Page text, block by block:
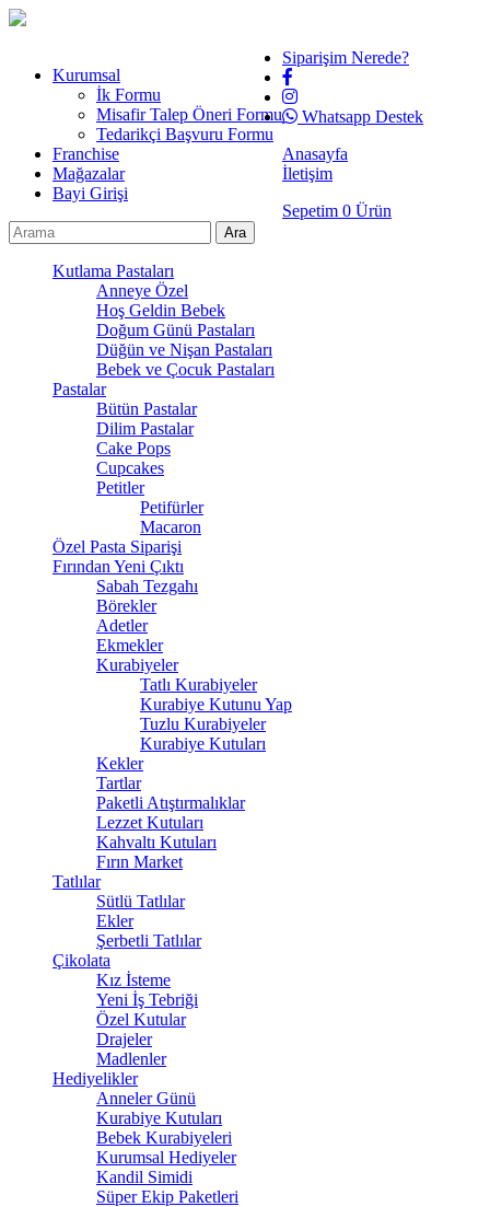
Kurumsal
İk Formu
Misafir Talep Öneri Formu
Tedarikçi Başvuru Formu
Franchise
Mağazalar
Bayi Girişi
Siparişim Nerede?
Whatsapp Destek
Anasayfa
İletişim
Sepetim 0 Ürün
Kutlama Pastaları
Anneye Özel
Hoş Geldin Bebek
Doğum Günü Pastaları
Düğün ve Nişan Pastaları
Bebek ve Çocuk Pastaları
Pastalar
Bütün Pastalar
Dilim Pastalar
Cake Pops
Cupcakes
Petitler
Petifürler
Macaron
Özel Pasta Siparişi
Fırından Yeni Çıktı
Sabah Tezgahı
Börekler
Adetler
Ekmekler
Kurabiyeler
Tatlı Kurabiyeler
Kurabiye Kutunu Yap
Tuzlu Kurabiyeler
Kurabiye Kutuları
Kekler
Tartlar
Paketli Atıştırmalıklar
Lezzet Kutuları
Kahvaltı Kutuları
Fırın Market
Tatlılar
Sütlü Tatlılar
Ekler
Şerbetli Tatlılar
Çikolata
Kız İsteme
Yeni İş Tebriği
Özel Kutular
Drajeler
Madlenler
Hediyelikler
Anneler Günü
Kurabiye Kutuları
Bebek Kurabiyeleri
Kurumsal Hediyeler
Kandil Simidi
Süper Ekip Paketleri